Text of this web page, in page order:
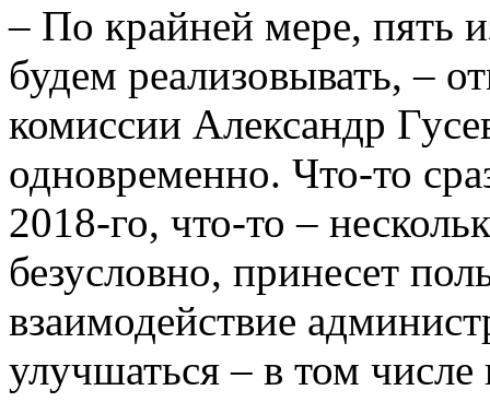
– По крайней мере, пять
будем реализовывать, –
комиссии Александр
одновременно. Что-то
2018-го, что-то –
безусловно, принесет
взаимодействие
улучшаться – в том